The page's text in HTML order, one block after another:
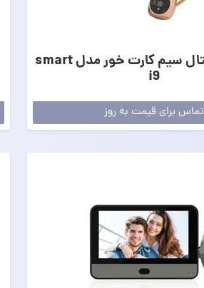
چشمی دیجیتال سیم کارت خور مدل smart
i9
تماس برای قیمت به روز